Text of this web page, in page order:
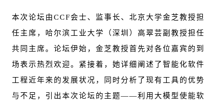
本次论坛由CCF会士、监事长、北京大学金芝教授担
任主席，哈尔滨工业大学（深圳）高翠芸副教授担任
共同主席。论坛伊始，金芝教授首先对各位嘉宾的到
场表示热烈欢迎。紧接着，她详细阐述了智能化软件
工程近年来的发展状况，同时分析了现有工具的优势
与不足，引出本次论坛的主题——利用大模型使能软